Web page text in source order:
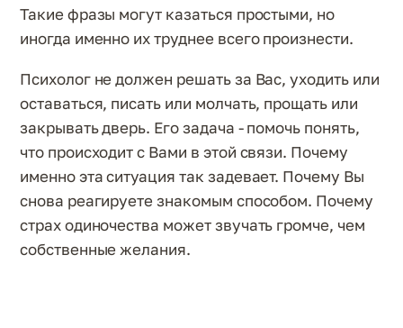
Такие фразы могут казаться простыми, но
иногда именно их труднее всего произнести.
Психолог не должен решать за Вас, уходить или
оставаться, писать или молчать, прощать или
закрывать дверь. Его задача - помочь понять,
что происходит с Вами в этой связи. Почему
именно эта ситуация так задевает. Почему Вы
снова реагируете знакомым способом. Почему
страх одиночества может звучать громче, чем
собственные желания.